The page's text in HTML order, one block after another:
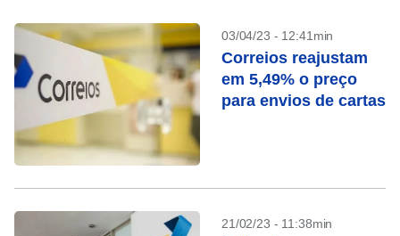
03/04/23 - 12:41min
Correios reajustam
em 5,49% o preço
para envios de cartas
21/02/23 - 11:38min